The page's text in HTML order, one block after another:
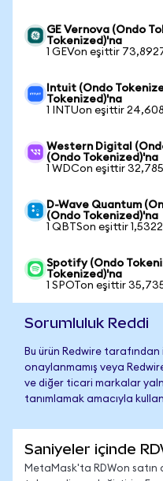
GE Vernova (Ondo
Tokenized)'na
1 GEVon eşittir
Intuit (Ondo
Tokenized)'na
1 INTUon eşittir
Western Digital
(Ondo Tokenized)'na
1 WDCon eşittir
D-Wave Quantum
(Ondo Tokenized)'na
1 QBTSon eşittir
Spotify (Ondo
Tokenized)'na
1 SPOTon eşittir
Sorumluluk Reddi
Bu ürün Redwire
onaylanmamış veya
ve diğer ticari markalar
tanımlamak amacıyla
Saniyeler içinde
MetaMask'ta RDWon satın